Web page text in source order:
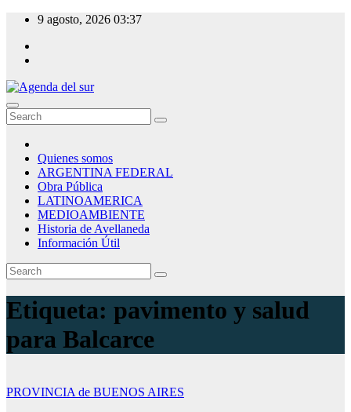
Skip
content
9 agosto, 2026 03:37
Agenda del sur
Quienes somos
ARGENTINA FEDERAL
Obra Pública
LATINOAMERICA
MEDIOAMBIENTE
Historia de Avellaneda
Información Útil
Etiqueta: pavimento y salud
para Balcarce
PROVINCIA de BUENOS AIRES